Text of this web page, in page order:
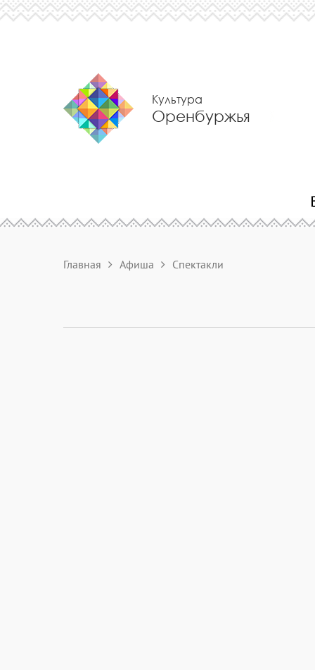
Культура
Оренбуржья
Главная Афиша Спектакли